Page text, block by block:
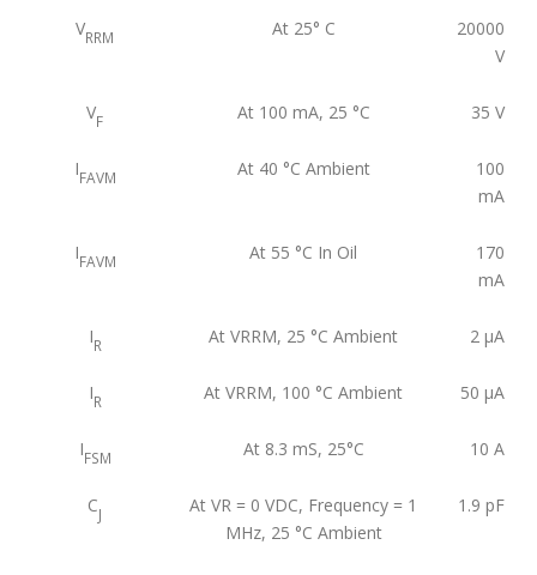
VRRM At 25° C
20000
V
VF At 100 mA, 25 °C 35 V
IFAVM At 40 °C Ambient
100
mA
IFAVM At 55 °C In Oil
170
mA
IR At VRRM, 25 °C Ambient 2 μA
IR At VRRM, 100 °C Ambient 50 μA
IFSM At 8.3 mS, 25°C 10 A
CJ
At VR = 0 VDC, Frequency = 1
MHz, 25 °C Ambient
1.9 pF